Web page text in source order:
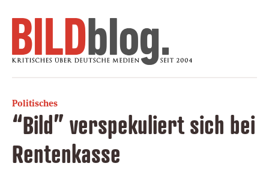
Politisches
“Bild” verspekuliert sich bei
Rentenkasse